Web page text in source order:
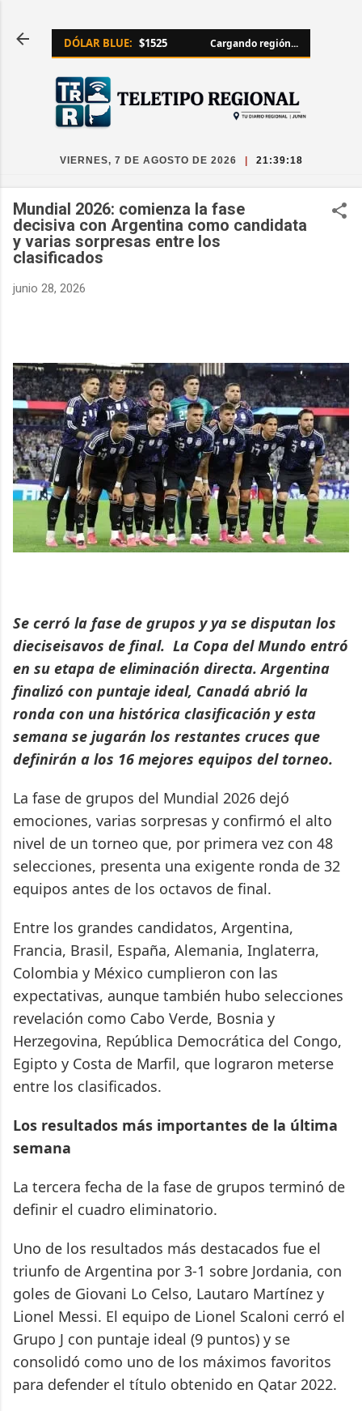
DÓLAR BLUE: $1525 Cargando región...
VIERNES, 7 DE AGOSTO DE 2026 21:39:19
Mundial 2026: comienza la fase
decisiva con Argentina como candidata
y varias sorpresas entre los
clasificados
junio 28, 2026
Se cerró la fase de grupos y ya se disputan los
dieciseisavos de final. La Copa del Mundo entró
en su etapa de eliminación directa. Argentina
finalizó con puntaje ideal, Canadá abrió la
ronda con una histórica clasificación y esta
semana se jugarán los restantes cruces que
definirán a los 16 mejores equipos del torneo.
La fase de grupos del Mundial 2026 dejó
emociones, varias sorpresas y confirmó el alto
nivel de un torneo que, por primera vez con 48
selecciones, presenta una exigente ronda de 32
equipos antes de los octavos de final.
Entre los grandes candidatos, Argentina,
Francia, Brasil, España, Alemania, Inglaterra,
Colombia y México cumplieron con las
expectativas, aunque también hubo selecciones
revelación como Cabo Verde, Bosnia y
Herzegovina, República Democrática del Congo,
Egipto y Costa de Marfil, que lograron meterse
entre los clasificados.
Los resultados más importantes de la última
semana
La tercera fecha de la fase de grupos terminó de
definir el cuadro eliminatorio.
Uno de los resultados más destacados fue el
triunfo de Argentina por 3-1 sobre Jordania, con
goles de Giovani Lo Celso, Lautaro Martínez y
Lionel Messi. El equipo de Lionel Scaloni cerró el
Grupo J con puntaje ideal (9 puntos) y se
consolidó como uno de los máximos favoritos
para defender el título obtenido en Qatar 2022.